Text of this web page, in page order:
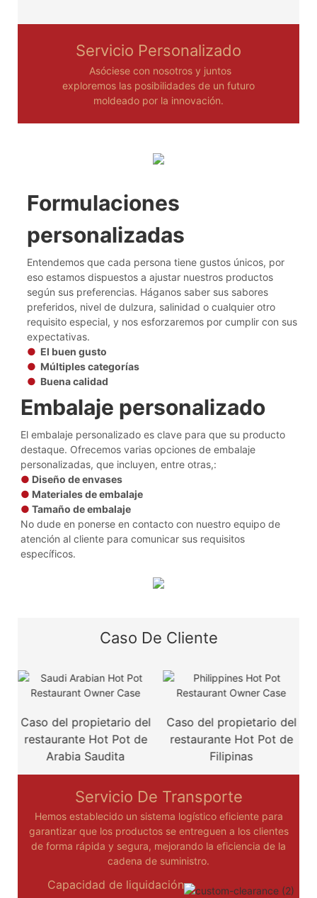
Servicio Personalizado
Asóciese con nosotros y juntos
exploremos las posibilidades de un futuro
moldeado por la innovación.
Formulaciones
personalizadas
Entendemos que cada persona tiene gustos únicos, por
eso estamos dispuestos a ajustar nuestros productos
según sus preferencias. Háganos saber sus sabores
preferidos, nivel de dulzura, salinidad o cualquier otro
requisito especial, y nos esforzaremos por cumplir con sus
expectativas.
● El buen gusto
● Múltiples categorías
● Buena calidad
Embalaje personalizado
El embalaje personalizado es clave para que su producto
destaque. Ofrecemos varias opciones de embalaje
personalizadas, que incluyen, entre otras,:
● Diseño de envases
● Materiales de embalaje
●Tamaño de embalaje
No dude en ponerse en contacto con nuestro equipo de
atención al cliente para comunicar sus requisitos
específicos.
Caso De Cliente
Caso del propietario del
restaurante Hot Pot de
Arabia Saudita
Caso del propietario del
restaurante Hot Pot de
Filipinas
Servicio De Transporte
Hemos establecido un sistema logístico eficiente para
garantizar que los productos se entreguen a los clientes
de forma rápida y segura, mejorando la eficiencia de la
cadena de suministro.
Capacidad de liquidación